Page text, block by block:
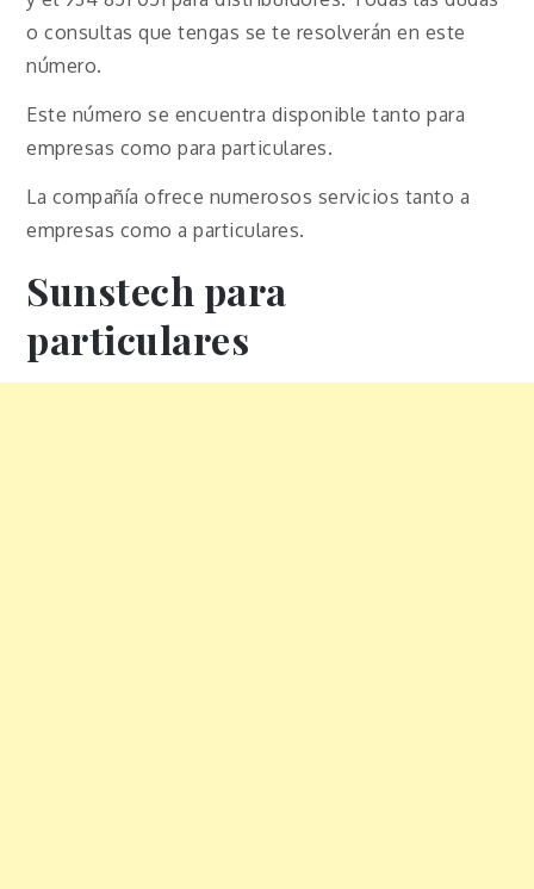
o consultas que tengas se te resolverán en este
número.
Este número se encuentra disponible tanto para
empresas como para particulares.
La compañía ofrece numerosos servicios tanto a
empresas como a particulares.
Sunstech para
particulares